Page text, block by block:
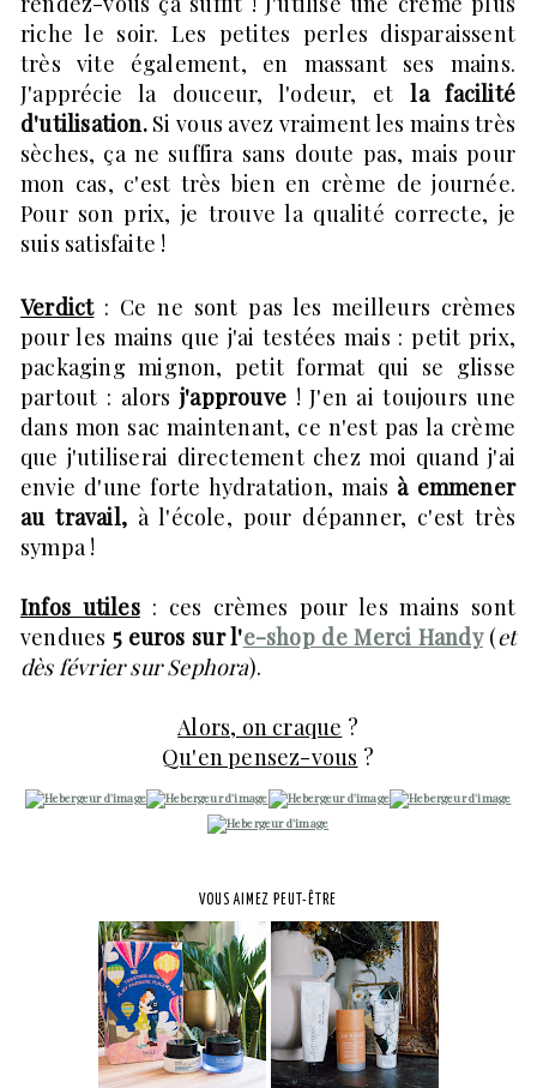
riche le soir. Les petites perles disparaissent
très vite également, en massant ses mains.
J'apprécie la douceur, l'odeur, etla facilité
d'utilisation.Si vous avez vraiment les mains très
sèches, ça ne suffira sans doute pas, mais pour
mon cas, c'est très bien en crème de journée.
Pour son prix, je trouve la qualité correcte, je
suis satisfaite !
Verdict: Ce ne sont pas les meilleurs crèmes
pour les mains que j'ai testées mais : petit prix,
packaging mignon, petit format qui se glisse
partout : alorsj'approuve ! J'en ai toujours une
dans mon sac maintenant, ce n'est pas la crème
que j'utiliserai directement chez moi quand j'ai
envie d'une forte hydratation, mais à emmener
au travail,à l'école, pour dépanner, c'est très
sympa !
Infos utiles: ces crèmes pour les mains sont
vendues 5 euros sur l'e-shop de Merci Handy(et
dès février sur Sephora).
Alors, on craque ?
Qu'en pensez-vous ?
VOUS AIMEZ PEUT-ÊTRE